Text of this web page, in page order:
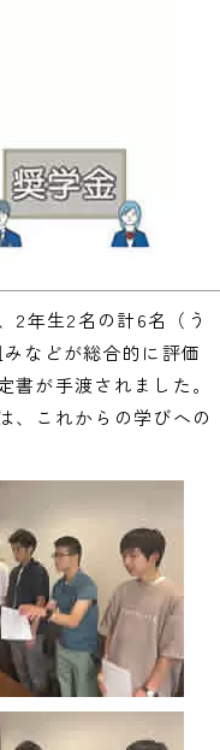
2年生2名の計6名（う
などが総合的に評価
が手渡されました。
、これからの学びへの